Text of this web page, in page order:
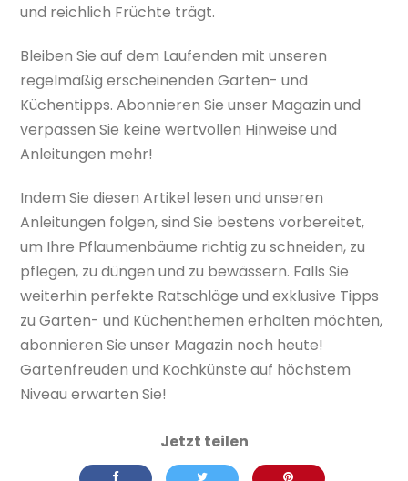
und reichlich Früchte trägt.
Bleiben Sie auf dem Laufenden mit unseren
regelmäßig erscheinenden Garten- und
Küchentipps. Abonnieren Sie unser Magazin und
verpassen Sie keine wertvollen Hinweise und
Anleitungen mehr!
Indem Sie diesen Artikel lesen und unseren
Anleitungen folgen, sind Sie bestens vorbereitet,
um Ihre Pflaumenbäume richtig zu schneiden, zu
pflegen, zu düngen und zu bewässern. Falls Sie
weiterhin perfekte Ratschläge und exklusive Tipps
zu Garten- und Küchenthemen erhalten möchten,
abonnieren Sie unser Magazin noch heute!
Gartenfreuden und Kochkünste auf höchstem
Niveau erwarten Sie!